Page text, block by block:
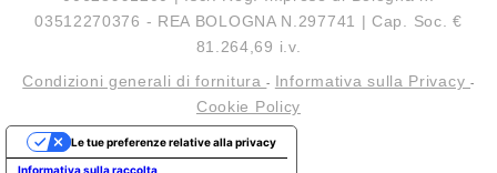
03512270376 - REA BOLOGNA N.297741 | Cap. Soc. €
81.264,69 i.v.
Condizioni generali di fornitura- Informativa sulla Privacy -
Cookie Policy
Informativa sulla raccolta
Le tue preferenze relative alla privacy